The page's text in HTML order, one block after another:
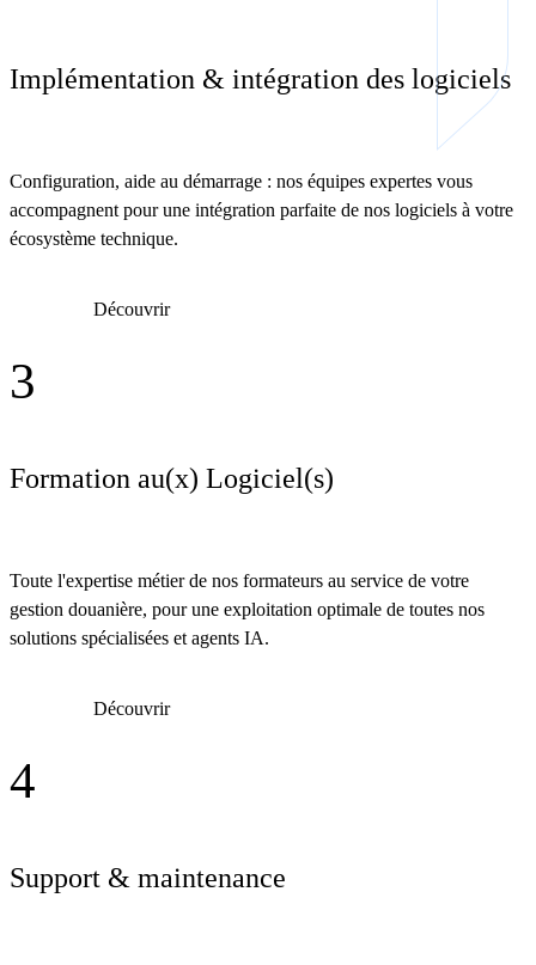
Implémentation & intégration des logiciels
Configuration, aide au démarrage : nos équipes expertes vous
accompagnent pour une intégration parfaite de nos logiciels à votre
écosystème technique.
Découvrir
3
Formation au(x) Logiciel(s)
Toute l'expertise métier de nos formateurs au service de votre
gestion douanière, pour une exploitation optimale de toutes nos
solutions spécialisées et agents IA.
Découvrir
4
Support & maintenance